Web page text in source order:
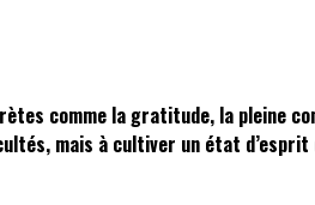
comme la gratitude, la pleine
mais à cultiver un état